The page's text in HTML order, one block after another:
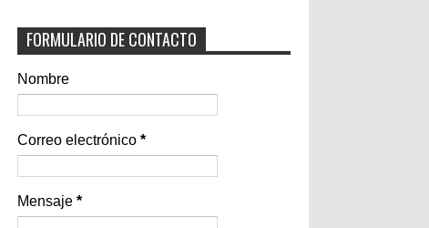
FORMULARIO DE CONTACTO
Nombre
Correo electrónico *
Mensaje *